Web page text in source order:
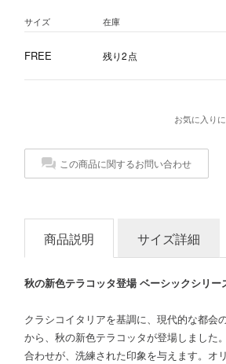
サイズ 在庫
FREE 残り2点
お気に入り
この商品に関するお問い合わせ
商品説明 サイズ詳細
秋の新色テラコッタ登場 ベーシックシリー
クラシコイタリアを基調に、現代的な都会
から、秋の新色テラコッタが登場しました
合わせが、洗練された印象を与えます。オ